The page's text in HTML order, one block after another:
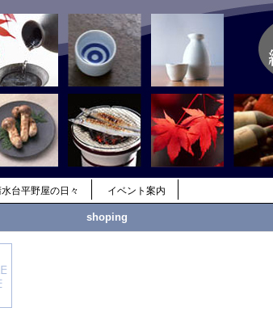
台平野屋の日々 イベント案内
shoping